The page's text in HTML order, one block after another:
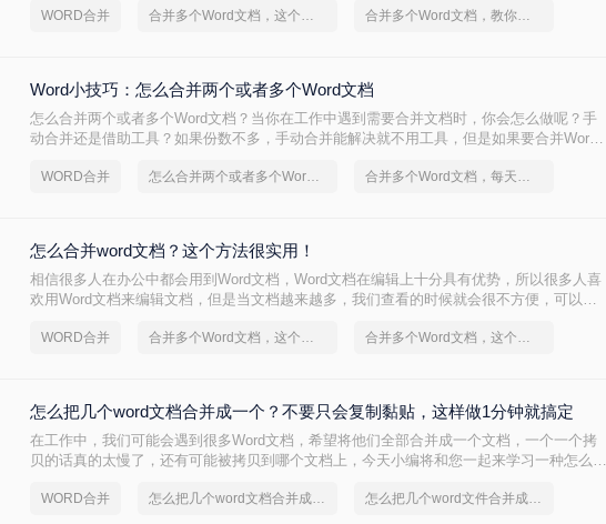
来给大家讲一讲。
WORD合并 合并多个Word文档，这个方法很简单 合并多个Word文档，教你几个方法
Word小技巧：怎么合并两个或者多个Word文档
怎么合并两个或者多个Word文档？当你在工作中遇到需要合并文档时，你会怎么做呢？手
动合并还是借助工具？如果份数不多，手动合并能解决就不用工具，但是如果要合并Word
就来给大家讲讲吧。
WORD合并 怎么合并两个或者多个Word文档 合并多个Word文档，每天学习一个办公小技巧
怎么合并word文档？这个方法很实用！
相信很多人在办公中都会用到Word文档，Word文档在编辑上十分具有优势，所以很多人喜
欢用Word文档来编辑文档，但是当文档越来越多，我们查看的时候就会很不方便，可以使
WORD合并 合并多个Word文档，这个方法很简单 合并多个Word文档，这个方法简单又方便
怎么把几个word文档合并成一个？不要只会复制黏贴，这样做1分钟就搞定
在工作中，我们可能会遇到很多Word文档，希望将他们全部合并成一个文档，一个一个拷
贝的话真的太慢了，还有可能被拷贝到哪个文档上，今天小编将和您一起来学习一种怎么把
WORD合并 怎么把几个word文档合并成一个 怎么把几个word文件合并成一个